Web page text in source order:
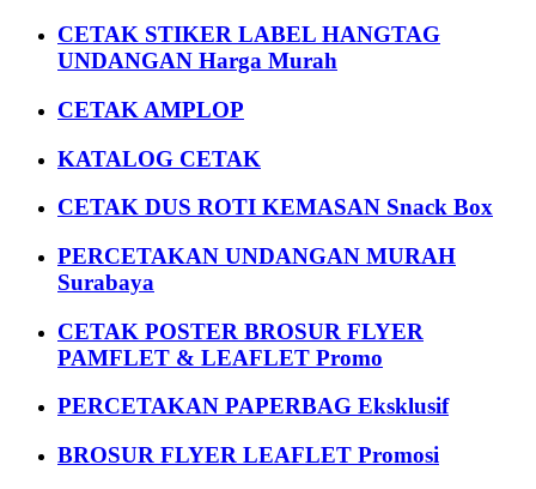
CETAK STIKER LABEL HANGTAG
UNDANGAN Harga Murah
CETAK AMPLOP
KATALOG CETAK
CETAK DUS ROTI KEMASAN Snack Box
PERCETAKAN UNDANGAN MURAH
Surabaya
CETAK POSTER BROSUR FLYER
PAMFLET & LEAFLET Promo
PERCETAKAN PAPERBAG Eksklusif
BROSUR FLYER LEAFLET Promosi